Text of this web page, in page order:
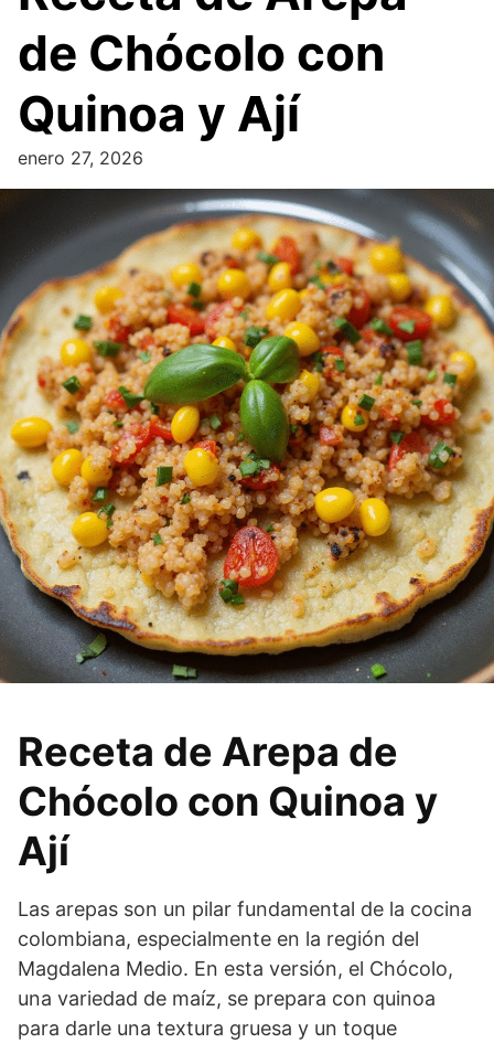
de Chócolo con
Quinoa y Ají
enero 27, 2026
Receta de Arepa de
Chócolo con Quinoa y
Ají
Las arepas son un pilar fundamental de la cocina
colombiana, especialmente en la región del
Magdalena Medio. En esta versión, el Chócolo,
una variedad de maíz, se prepara con quinoa
para darle una textura gruesa y un toque